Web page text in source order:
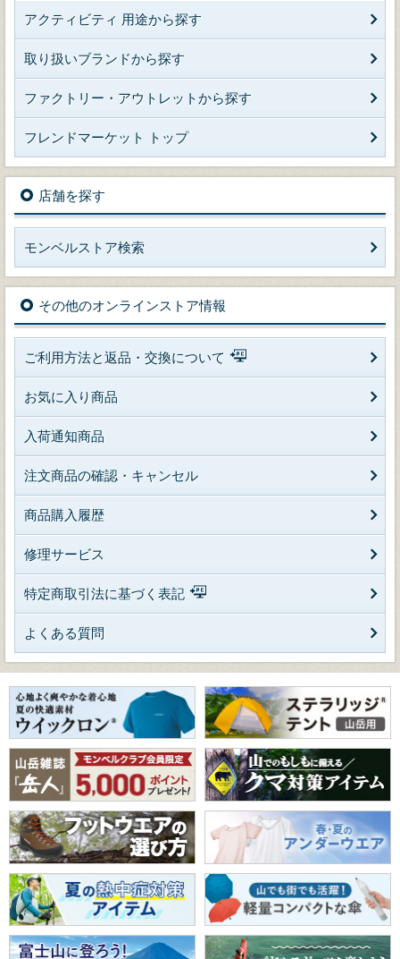
アクティビティ 用途から探す
取り扱いブランドから探す
ファクトリー・アウトレットから探す
フレンドマーケット トップ
店舗を探す
モンベルストア検索
その他のオンラインストア情報
ご利用方法と返品・交換について
お気に入り商品
入荷通知商品
注文商品の確認・キャンセル
商品購入履歴
修理サービス
特定商取引法に基づく表記
よくある質問